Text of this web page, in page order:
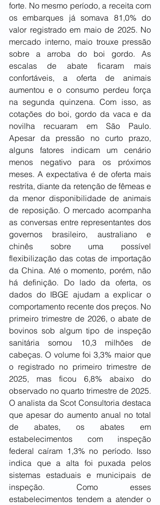
forte. No mesmo período, a receita com
os embarques já somava 81,0% do
valor registrado em maio de 2025. No
mercado interno, maio trouxe pressão
sobre a arroba do boi gordo. As
escalas de abate ficaram mais
confortáveis, a oferta de animais
aumentou e o consumo perdeu força
na segunda quinzena. Com isso, as
cotações do boi, gordo da vaca e da
novilha recuaram em São Paulo.
Apesar da pressão no curto prazo,
alguns fatores indicam um cenário
menos negativo para os próximos
meses. A expectativa é de oferta mais
restrita, diante da retenção de fêmeas e
da menor disponibilidade de animais
de reposição. O mercado acompanha
as conversas entre representantes dos
governos brasileiro, australiano e
chinês sobre uma possível
flexibilização das cotas de importação
da China. Até o momento, porém, não
há definição. Do lado da oferta, os
dados do IBGE ajudam a explicar o
comportamento recente dos preços. No
primeiro trimestre de 2026, o abate de
bovinos sob algum tipo de inspeção
sanitária somou 10,3 milhões de
cabeças. O volume foi 3,3% maior que
o registrado no primeiro trimestre de
2025, mas ficou 6,8% abaixo do
observado no quarto trimestre de 2025.
O analista da Scot Consultoria destaca
que apesar do aumento anual no total
de abates, os abates em
estabelecimentos com inspeção
federal caíram 1,3% no período. Isso
indica que a alta foi puxada pelos
sistemas estaduais e municipais de
inspeção. Como esses
estabelecimentos tendem a atender o